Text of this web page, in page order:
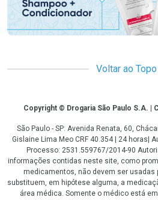
Voltar ao Topo
CopyrightCopyright © Drogaria São Paulo S.A. |
São Paulo - SP: Avenida Renata, 60,
Gislaine Lima Meo CRF 40.354 | 24 horas|
Processo: 2531.559767/2014-90
informações contidas neste site, como
medicamentos, não devem ser usadas
substituem, em hipótese alguma, a
área médica. Somente o médico está